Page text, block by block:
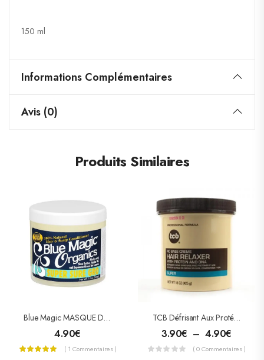
150 ml
Informations Complémentaires
Avis (0)
Produits Similaires
Blue Magic MASQUE DE CROISSANCE SUPER SURE GRO
4.90€
( 1 Commentaires )
TCB Défrisant Aux Protéines Et ADN
3.90€ – 4.90€
( 0 Commentaires )